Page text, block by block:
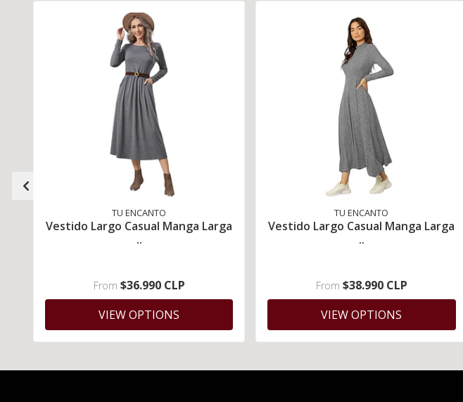
TU ENCANTO
Vestido Largo Casual Manga Larga
..
From $36.990 CLP
VIEW OPTIONS
TU ENCANTO
Vestido Largo Casual Manga Larga
..
From $38.990 CLP
VIEW OPTIONS